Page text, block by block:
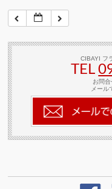
CIBAYI フ
TEL
お問
メール